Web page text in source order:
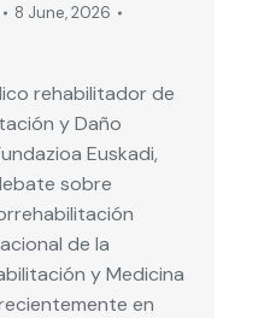
8 June, 2026
rehabilitador de
y Daño
Euskadi,
sobre
de la
y Medicina
en